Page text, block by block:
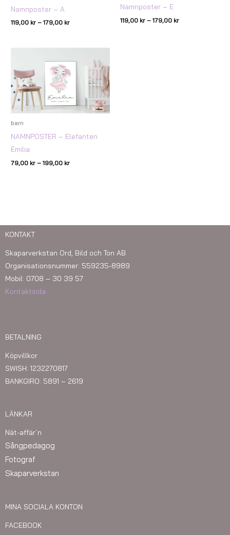
Namnposter – A
119,00 kr – 179,00 kr
Namnposter – E
119,00 kr – 179,00 kr
barn
NAMNPOSTER – Elefanten
Emilia
79,00 kr – 199,00 kr
79,00 kr
199,00 kr
KONTAKT
Skaparverkstan Ord, Bild och Ton AB
Organisationsnummer: 559235-8989
Mobil: 0708 – 30 39 57
Kontaktsida
BETALNING
Köpvillkor
SWISH: 1232270817
BANKGIRO: 5891 – 2619
LÄNKAR
Nät-affär´n
Sångpedagog
Fotograf
Skaparverkstan
MINA SOCIALA KONTON
FACEBOOK